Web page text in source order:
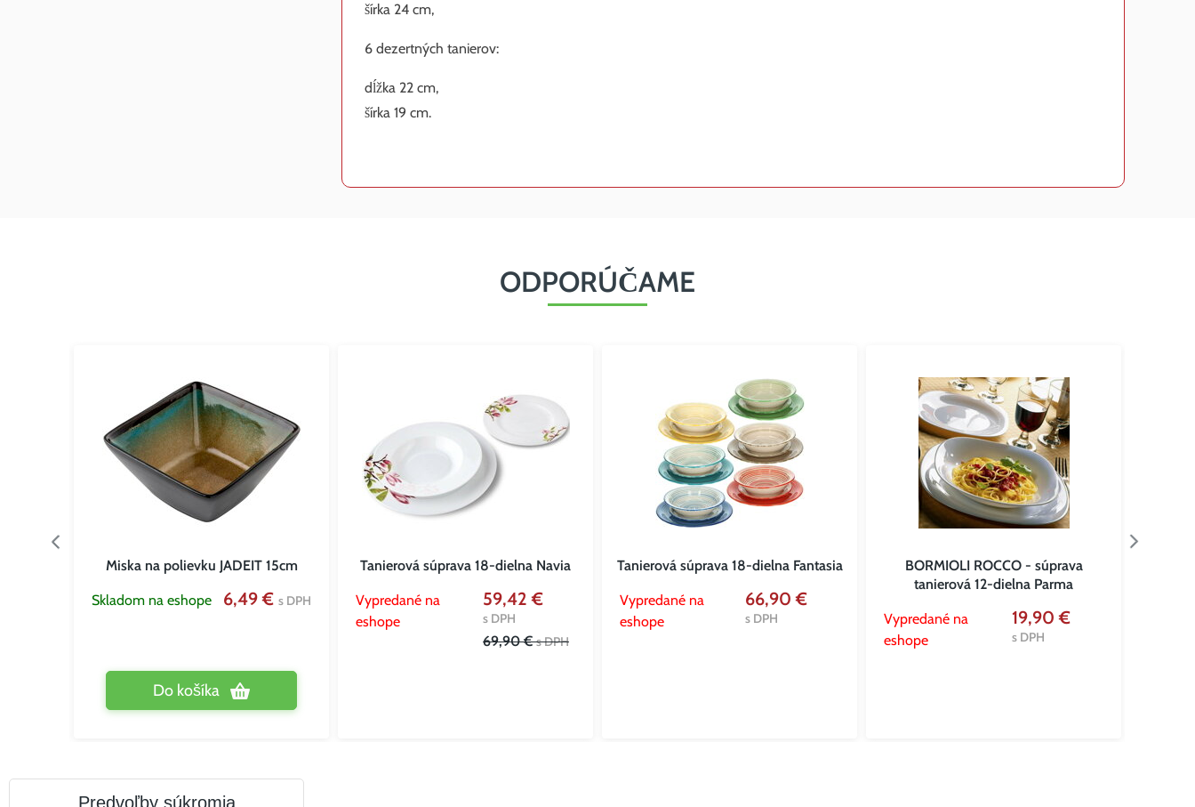
šírka 24 cm,
6 dezertných tanierov:
dĺžka 22 cm,
šírka 19 cm.
ODPORÚČAME
Miska na polievku JADEIT 15cm
Skladom na eshope 6,49 €s DPH
Do košíka
Tanierová súprava 18-dielna Navia
Vypredané na
eshope
59,42 €
s DPH
69,90 €s DPH
Tanierová súprava 18-dielna Fantasia
Vypredané na
eshope
66,90 €
s DPH
BORMIOLI ROCCO - súprava
tanierová 12-dielna Parma
Vypredané na
eshope
19,90 €
s DPH
Predvoľby súkromia